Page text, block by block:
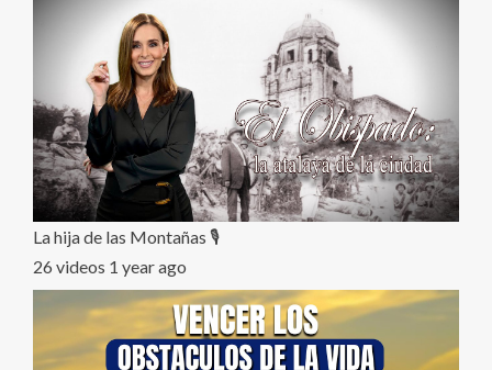
La hija de las Montañas 🎙️
26 videos 1 year ago